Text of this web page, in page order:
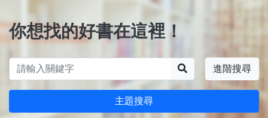
你想找的好書在這裡！
進階搜尋
主題搜尋